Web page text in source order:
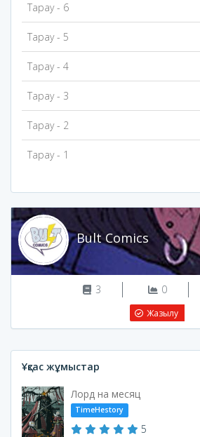
Тарау - 6
Тарау - 5
Тарау - 4
Тарау - 3
Тарау - 2
Тарау - 1
Bult Comics
3 0
Жазылу
Ұқсас жұмыстар
Лорд на месяц
TimeHestory
5